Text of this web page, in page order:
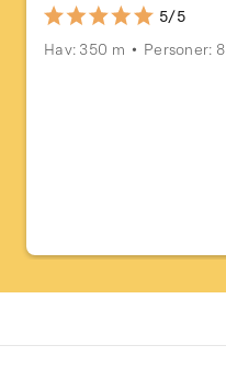
5/5
Hav: 350 m
Personer: 8